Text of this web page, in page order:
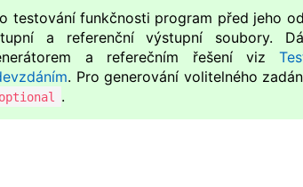
testování funkčnosti program před jeho
a referenční výstupní soubory.
a referečním řešení viz
. Pro generování volitelného
.